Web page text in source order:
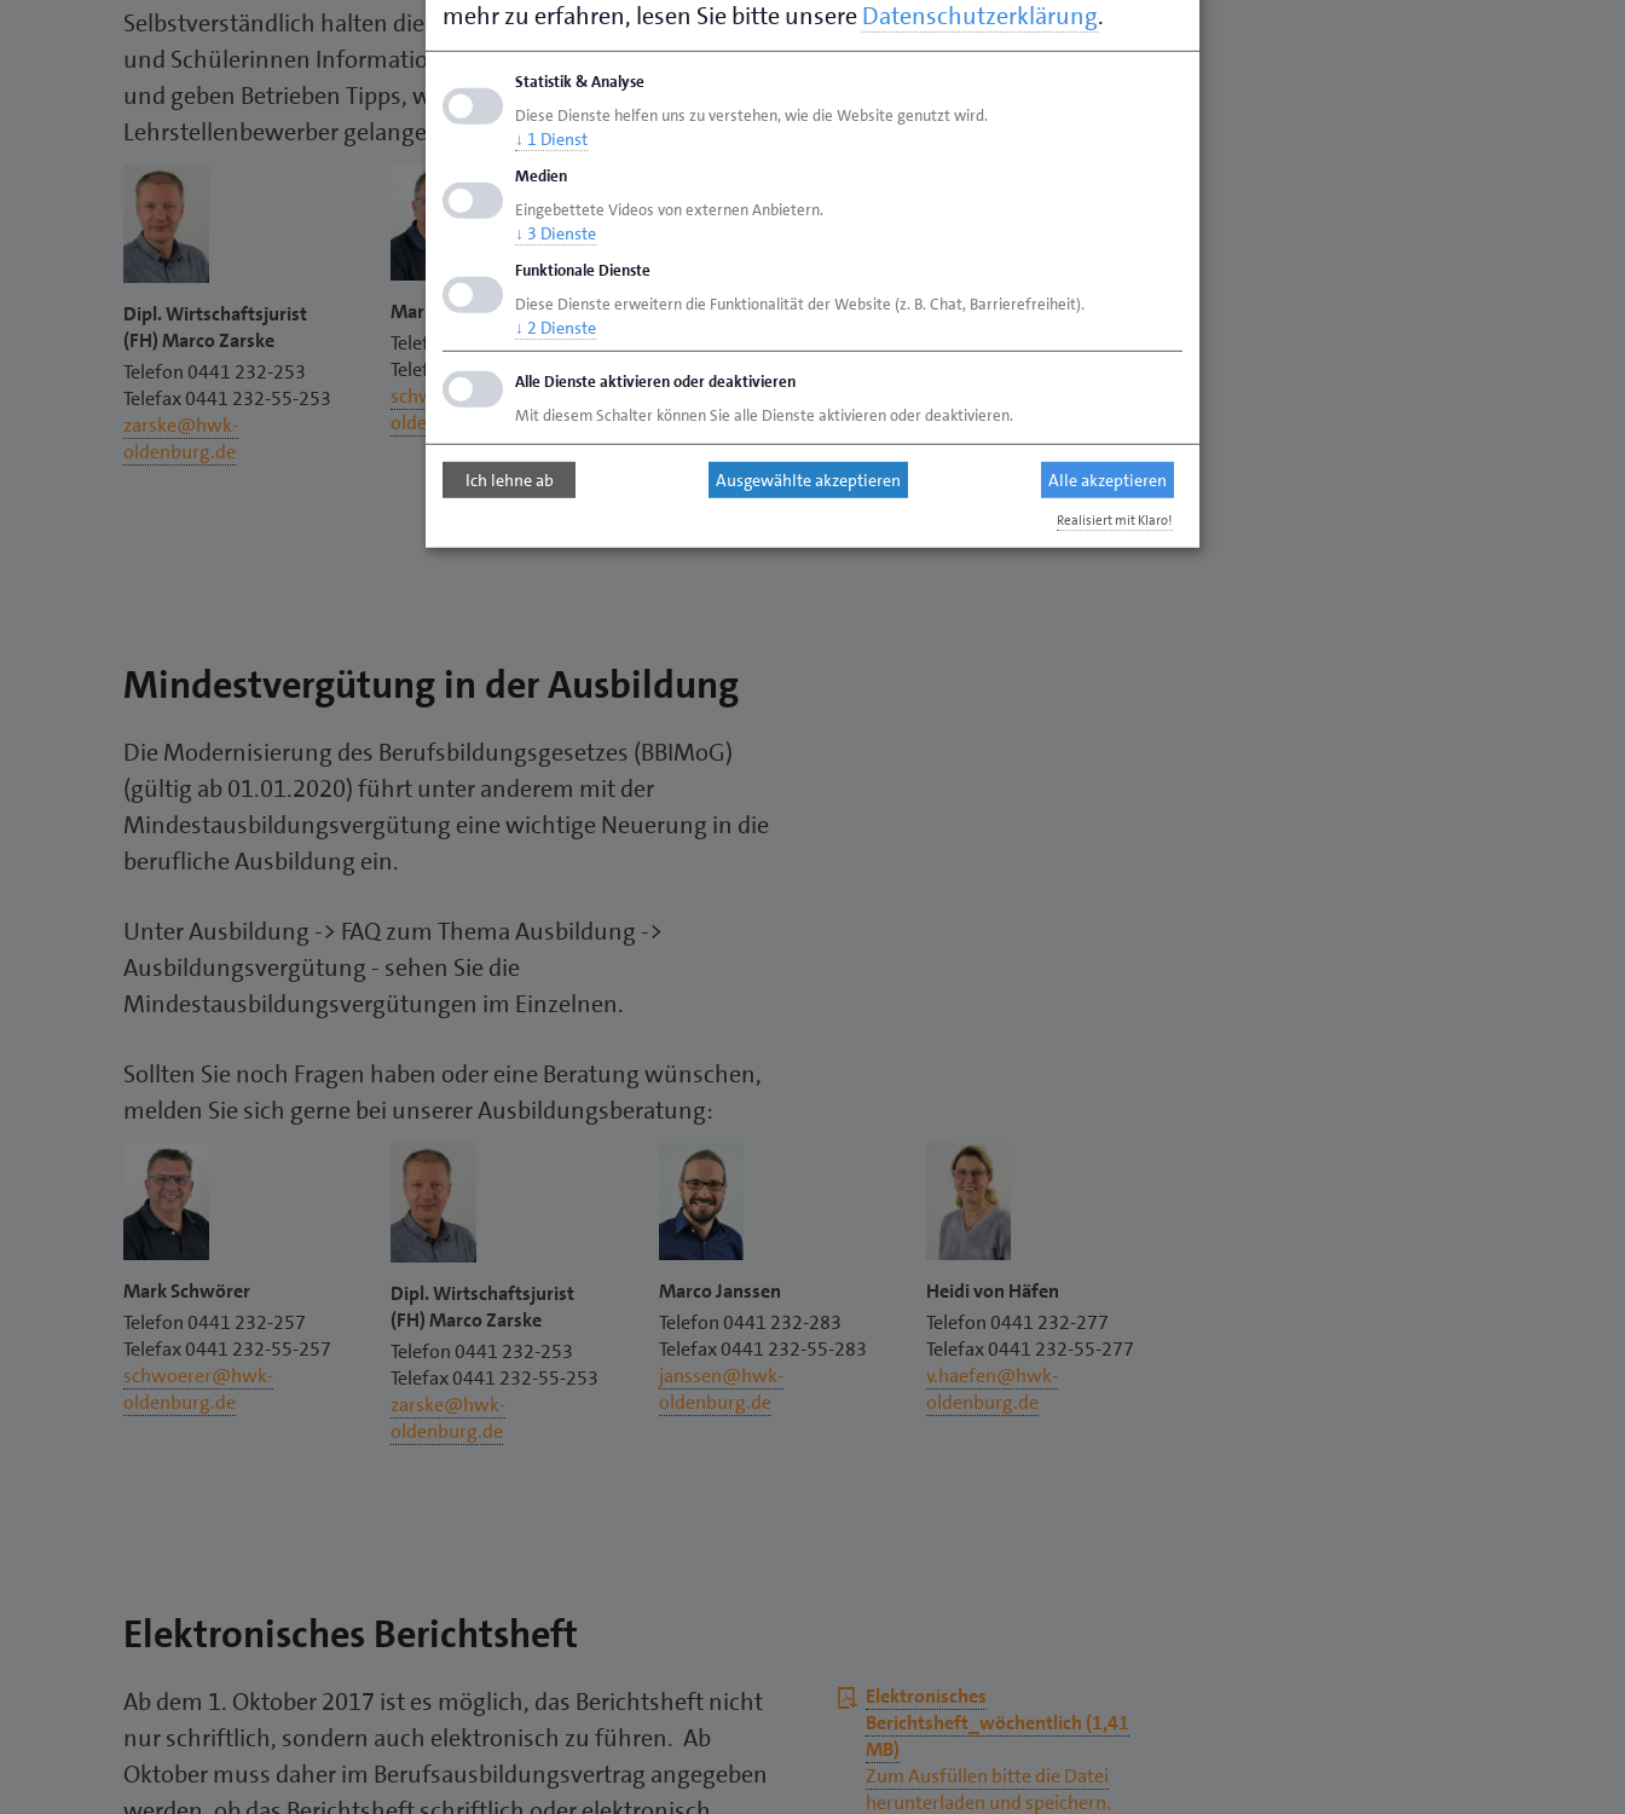
Selbstverständlich halten die Ausbildungsberater für Schüler
und Schülerinnen Informationen zur Berufsorientierung bereit
und geben Betrieben Tipps, wie sie an geeignete
Lehrstellenbewerber gelangen.
Dipl. Wirtschaftsjurist
(FH) Marco Zarske
Telefon 0441 232-253
Telefax 0441 232-55-253
zarske@hwk-
oldenburg.de
Mark Schwörer
Telefon 0441 232-257
Telefax 0441 232-55-257
schwoerer@hwk-
oldenburg.de
Heidi von Häfen
Telefax 0441 232-55-277
v.haefen@hwk-
oldenburg.de
Marco Janssen
oldenburg.de
Mindestvergütung in der Ausbildung
Die Modernisierung des Berufsbildungsgesetzes (BBIMoG)
(gültig ab 01.01.2020) führt unter anderem mit der
Mindestausbildungsvergütung eine wichtige Neuerung in die
berufliche Ausbildung ein.
Unter Ausbildung -> FAQ zum Thema Ausbildung ->
Ausbildungsvergütung - sehen Sie die
Mindestausbildungsvergütungen im Einzelnen.
Sollten Sie noch Fragen haben oder eine Beratung wünschen,
melden Sie sich gerne bei unserer Ausbildungsberatung:
Mark Schwörer
Telefon 0441 232-257
Telefax 0441 232-55-257
schwoerer@hwk-
oldenburg.de
Dipl. Wirtschaftsjurist
(FH) Marco Zarske
Telefon 0441 232-253
Telefax 0441 232-55-253
zarske@hwk-
oldenburg.de
Marco Janssen
Telefon 0441 232-283
Telefax 0441 232-55-283
janssen@hwk-
oldenburg.de
Heidi von Häfen
Telefon 0441 232-277
Telefax 0441 232-55-277
v.haefen@hwk-
oldenburg.de
Elektronisches Berichtsheft
Ab dem 1. Oktober 2017 ist es möglich, das Berichtsheft nicht
nur schriftlich, sondern auch elektronisch zu führen. Ab
Oktober muss daher im Berufsausbildungsvertrag angegeben
Download
Elektronisches
Berichtsheft_wöchentlich (1,41
MB)
Zum Ausfüllen bitte die Datei
herunterladen und speichern.
mehr zu erfahren, lesen Sie bitte unsereDatenschutzerklärung.
Statistik & Analyse
Diese Dienste helfen uns zu verstehen, wie die Website genutzt wird.
↓ 1 Dienst
Medien
Eingebettete Videos von externen Anbietern.
↓ 3 Dienste
Funktionale Dienste
Diese Dienste erweitern die Funktionalität der Website (z. B. Chat, Barrierefreiheit).
↓ 2 Dienste
Alle Dienste aktivieren oder deaktivieren
Mit diesem Schalter können Sie alle Dienste aktivieren oder deaktivieren.
Ich lehne ab Ausgewählte akzeptieren Alle akzeptieren
Realisiert mit Klaro!